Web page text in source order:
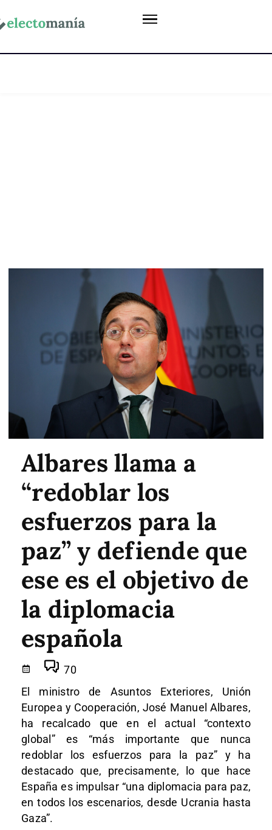
Albares llama a
“redoblar los
esfuerzos para la
paz” y defiende que
ese es el objetivo de
la diplomacia
española
70
El ministro de Asuntos Exteriores, Unión
Europea y Cooperación, José Manuel Albares,
ha recalcado que en el actual “contexto
global” es “más importante que nunca
redoblar los esfuerzos para la paz” y ha
destacado que, precisamente, lo que hace
España es impulsar “una diplomacia para paz,
en todos los escenarios, desde Ucrania hasta
Gaza”.